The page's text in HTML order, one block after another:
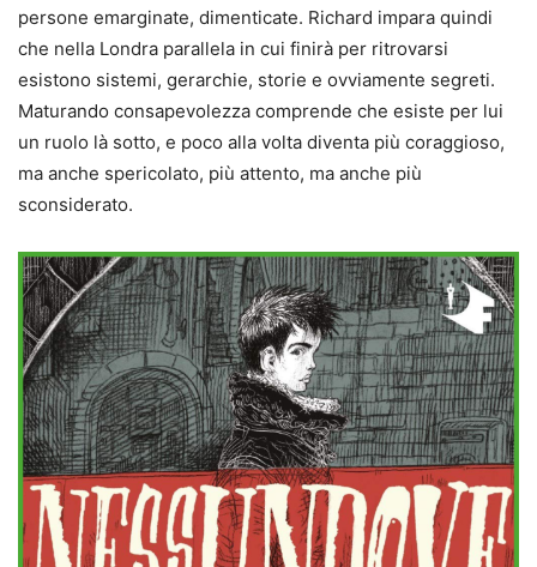
persone emarginate, dimenticate. ​Richard impara quindi
che nella Londra parallela in cui finirà per ritrovarsi
esistono sistemi, gerarchie, storie e ovviamente segreti.
Maturando consapevolezza comprende che esiste per lui
un ruolo là sotto, e poco alla volta diventa più coraggioso,
ma anche spericolato, più attento, ma anche più
sconsiderato.